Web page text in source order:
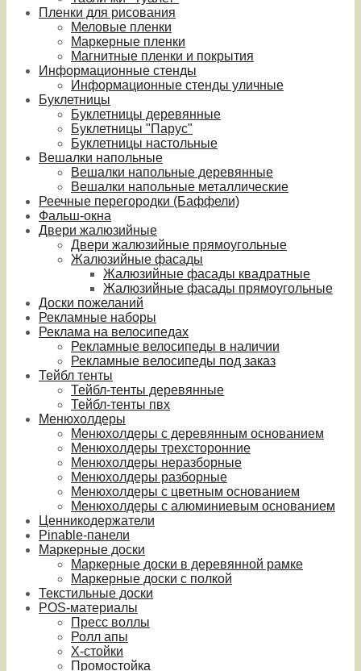
Пленки для рисования
Меловые пленки
Маркерные пленки
Магнитные пленки и покрытия
Информационные стенды
Информационные стенды уличные
Буклетницы
Буклетницы деревянные
Буклетницы "Парус"
Буклетницы настольные
Вешалки напольные
Вешалки напольные деревянные
Вешалки напольные металлические
Реечные перегородки (Баффели)
Фальш-окна
Двери жалюзийные
Двери жалюзийные прямоугольные
Жалюзийные фасады
Жалюзийные фасады квадратные
Жалюзийные фасады прямоугольные
Доски пожеланий
Рекламные наборы
Реклама на велосипедах
Рекламные велосипеды в наличии
Рекламные велосипеды под заказ
Тейбл тенты
Тейбл-тенты деревянные
Тейбл-тенты пвх
Менюхолдеры
Менюхолдеры с деревянным основанием
Менюхолдеры трехсторонние
Менюхолдеры неразборные
Менюхолдеры разборные
Менюхолдеры с цветным основанием
Менюхолдеры с алюминиевым основанием
Ценникодержатели
Pinable-панели
Маркерные доски
Маркерные доски в деревянной рамке
Маркерные доски с полкой
Текстильные доски
POS-материалы
Пресс воллы
Ролл апы
Х-стойки
Промостойка